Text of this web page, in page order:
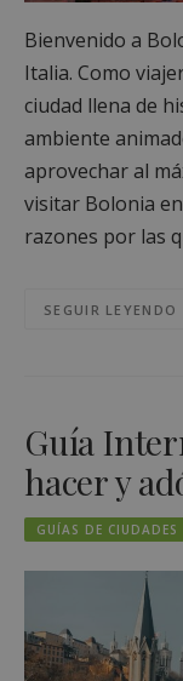
Bienvenido a
Italia. Como
ciudad llena de
ambiente
aprovechar al
visitar Bolonia
razones por las
SEGUIR LEYENDO
Guía
hacer y
GUÍAS DE CIUDADES